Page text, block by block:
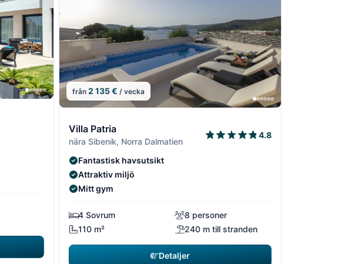
1/22 1/22
2/22
från2 135 € / vecka
Villa Patria
nära Sibenik, Norra Dalmatien
4.8
Fantastisk havsutsikt
Attraktiv miljö
Mitt gym
4 Sovrum
8 personer
110 m²
240 m till stranden
Detaljer